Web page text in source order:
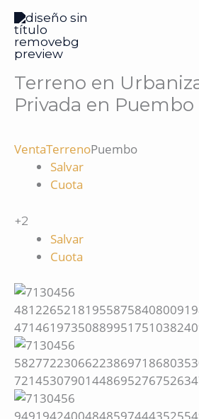
contenido
Terreno en
Privada en Puembo
VentaTerrenoPuembo
Salvar
Cuota
+2
Salvar
Cuota